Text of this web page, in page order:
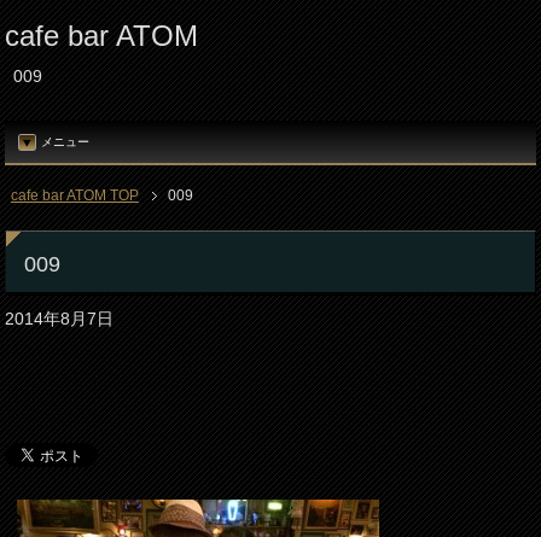
cafe bar ATOM
009
メニュー
cafe bar ATOM TOP 009
009
2014年8月7日